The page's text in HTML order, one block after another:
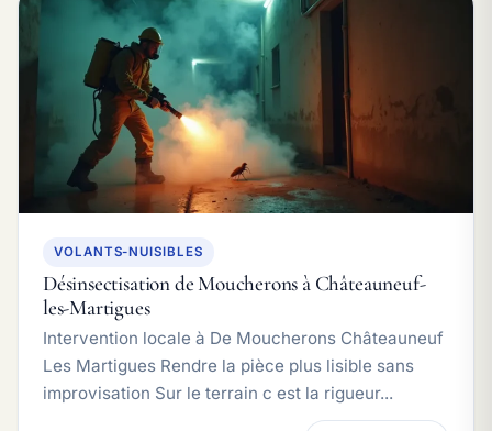
VOLANTS-NUISIBLES
Désinsectisation de Moucherons à Châteauneuf-
les-Martigues
Intervention locale à De Moucherons Châteauneuf
Les Martigues Rendre la pièce plus lisible sans
improvisation Sur le terrain c est la rigueur...